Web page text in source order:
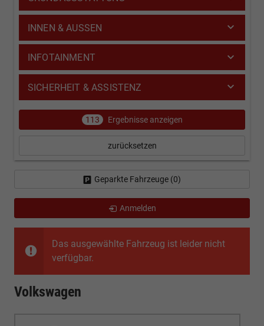
Das ausgewählte Fahrzeug ist leider nicht
verfügbar.
Volkswagen
INNEN & AUSSEN
INFOTAINMENT
SICHERHEIT & ASSISTENZ
113 Ergebnisse anzeigen
zurücksetzen
Geparkte Fahrzeuge (0)
Anmelden